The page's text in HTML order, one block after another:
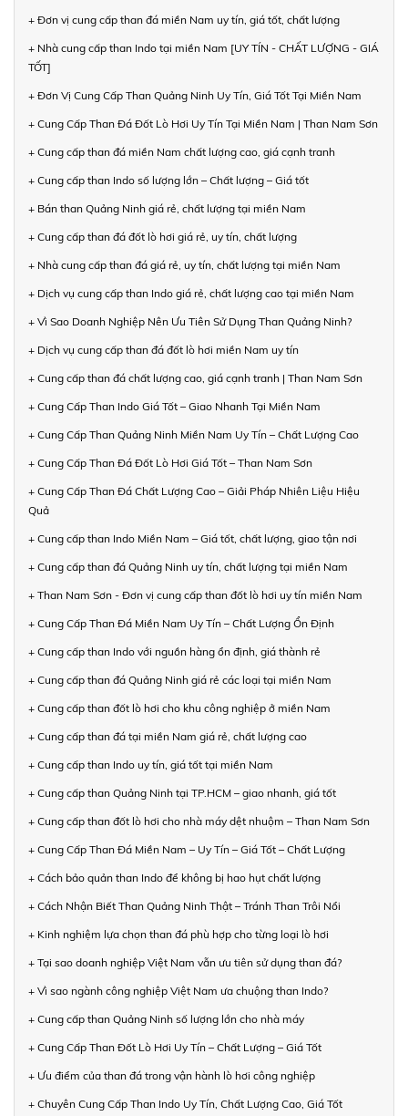
+ Đơn vị cung cấp than đá miền Nam uy tín, giá tốt, chất lượng
+ Nhà cung cấp than Indo tại miền Nam [UY TÍN - CHẤT LƯỢNG - GIÁ
TỐT]
+ Đơn Vị Cung Cấp Than Quảng Ninh Uy Tín, Giá Tốt Tại Miền Nam
+ Cung Cấp Than Đá Đốt Lò Hơi Uy Tín Tại Miền Nam | Than Nam Sơn
+ Cung cấp than đá miền Nam chất lượng cao, giá cạnh tranh
+ Cung cấp than Indo số lượng lớn – Chất lượng – Giá tốt
+ Bán than Quảng Ninh giá rẻ, chất lượng tại miền Nam
+ Cung cấp than đá đốt lò hơi giá rẻ, uy tín, chất lượng
+ Nhà cung cấp than đá giá rẻ, uy tín, chất lượng tại miền Nam
+ Dịch vụ cung cấp than Indo giá rẻ, chất lượng cao tại miền Nam
+ Vì Sao Doanh Nghiệp Nên Ưu Tiên Sử Dụng Than Quảng Ninh?
+ Dịch vụ cung cấp than đá đốt lò hơi miền Nam uy tín
+ Cung cấp than đá chất lượng cao, giá cạnh tranh | Than Nam Sơn
+ Cung Cấp Than Indo Giá Tốt – Giao Nhanh Tại Miền Nam
+ Cung Cấp Than Quảng Ninh Miền Nam Uy Tín – Chất Lượng Cao
+ Cung Cấp Than Đá Đốt Lò Hơi Giá Tốt – Than Nam Sơn
+ Cung Cấp Than Đá Chất Lượng Cao – Giải Pháp Nhiên Liệu Hiệu
Quả
+ Cung cấp than Indo Miền Nam – Giá tốt, chất lượng, giao tận nơi
+ Cung cấp than đá Quảng Ninh uy tín, chất lượng tại miền Nam
+ Than Nam Sơn - Đơn vị cung cấp than đốt lò hơi uy tín miền Nam
+ Cung Cấp Than Đá Miền Nam Uy Tín – Chất Lượng Ổn Định
+ Cung cấp than Indo với nguồn hàng ổn định, giá thành rẻ
+ Cung cấp than đá Quảng Ninh giá rẻ các loại tại miền Nam
+ Cung cấp than đốt lò hơi cho khu công nghiệp ở miền Nam
+ Cung cấp than đá tại miền Nam giá rẻ, chất lượng cao
+ Cung cấp than Indo uy tín, giá tốt tại miền Nam
+ Cung cấp than Quảng Ninh tại TP.HCM – giao nhanh, giá tốt
+ Cung cấp than đốt lò hơi cho nhà máy dệt nhuộm – Than Nam Sơn
+ Cung Cấp Than Đá Miền Nam – Uy Tín – Giá Tốt – Chất Lượng
+ Cách bảo quản than Indo để không bị hao hụt chất lượng
+ Cách Nhận Biết Than Quảng Ninh Thật – Tránh Than Trôi Nổi
+ Kinh nghiệm lựa chọn than đá phù hợp cho từng loại lò hơi
+ Tại sao doanh nghiệp Việt Nam vẫn ưu tiên sử dụng than đá?
+ Vì sao ngành công nghiệp Việt Nam ưa chuộng than Indo?
+ Cung cấp than Quảng Ninh số lượng lớn cho nhà máy
+ Cung Cấp Than Đốt Lò Hơi Uy Tín – Chất Lượng – Giá Tốt
+ Ưu điểm của than đá trong vận hành lò hơi công nghiệp
+ Chuyên Cung Cấp Than Indo Uy Tín, Chất Lượng Cao, Giá Tốt